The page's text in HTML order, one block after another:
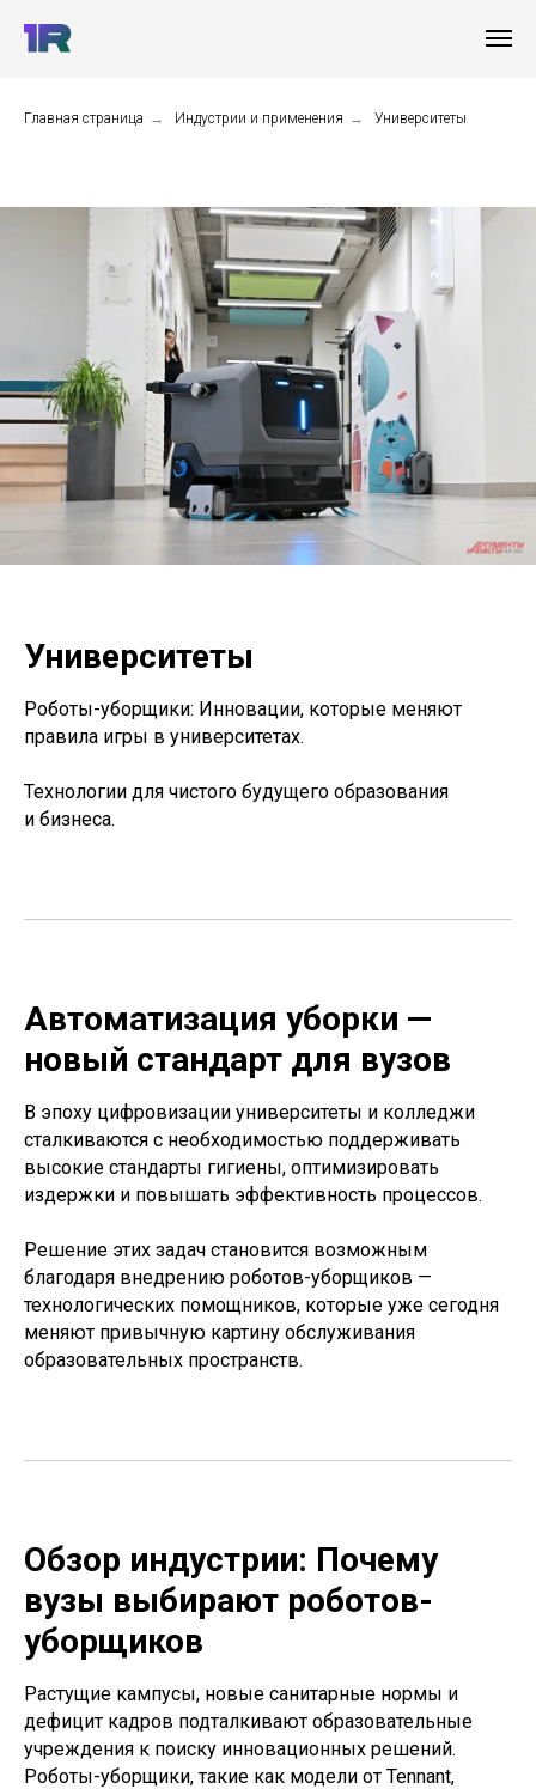
Главная страница → Индустрии и применения → Университеты
Университеты
Роботы-уборщики: Инновации, которые меняют
правила игры в университетах.
Технологии для чистого будущего образования
и бизнеса.
Автоматизация уборки —
новый стандарт для вузов
В эпоху цифровизации университеты и колледжи
сталкиваются с необходимостью поддерживать
высокие стандарты гигиены, оптимизировать
издержки и повышать эффективность процессов.
Решение этих задач становится возможным
благодаря внедрению роботов-уборщиков —
технологических помощников, которые уже сегодня
меняют привычную картину обслуживания
образовательных пространств.
Обзор индустрии: Почему
вузы выбирают роботов-
уборщиков
Растущие кампусы, новые санитарные нормы и
дефицит кадров подталкивают образовательные
учреждения к поиску инновационных решений.
Роботы-уборщики, такие как модели от Tennant,